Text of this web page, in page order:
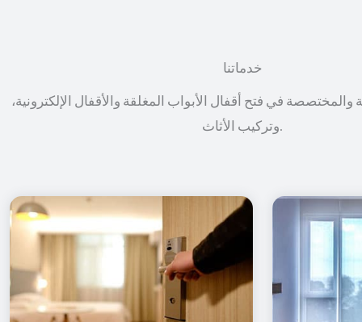
خدماتنا
والمختصصة في فتح أقفال الأبواب المغلقة والأقفال الإلكترونية،
وتركيب الأثاث.